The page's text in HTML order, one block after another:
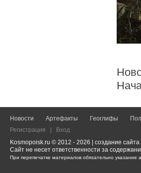
Новости Артефакты Геоглифы
Регистрация
Вход
Kosmopoisk.ru © 2012 - 2026 | создание сайта
Сайт не несет ответственности за
При перепечатке материалов обязательно